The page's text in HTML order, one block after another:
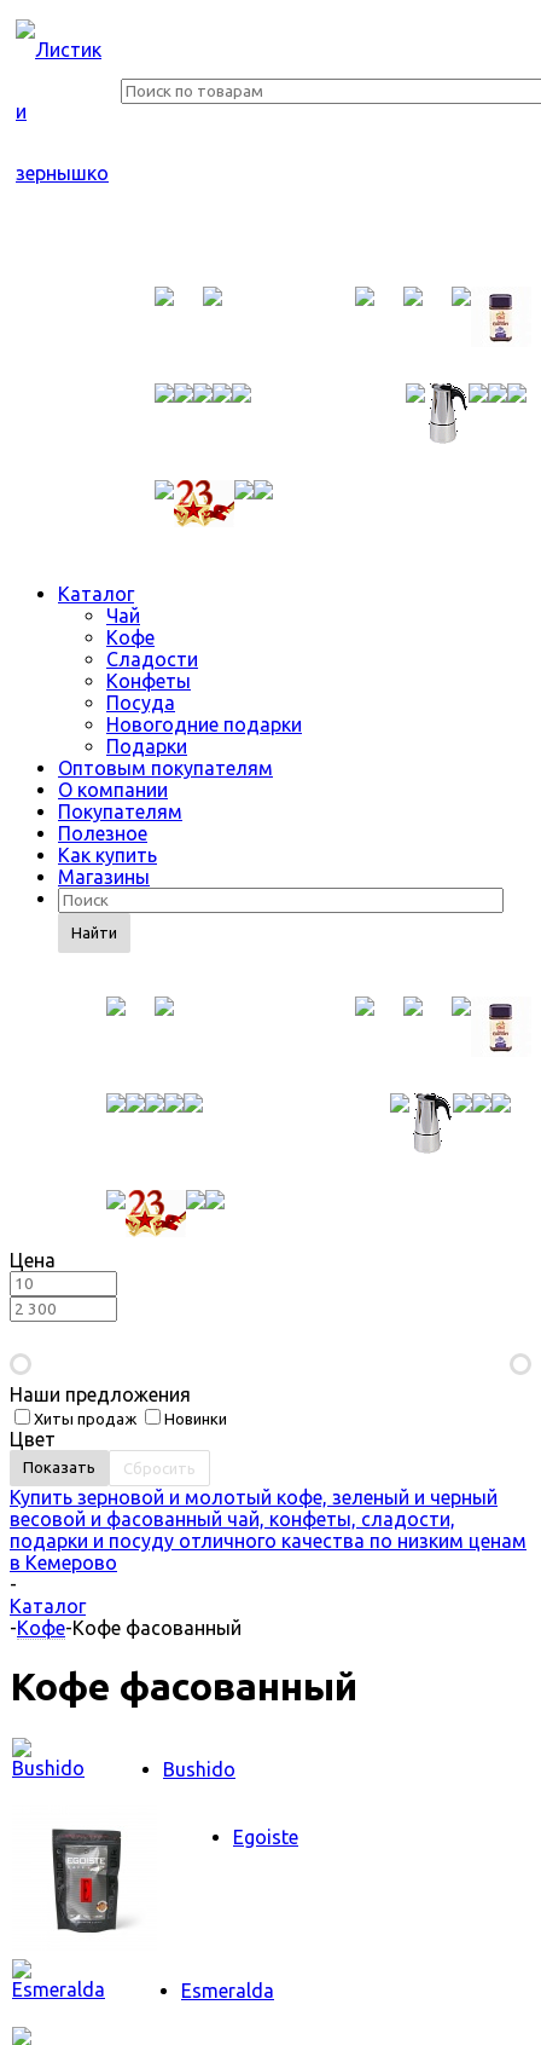
Каталог
Чай
Кофе
Сладости
Конфеты
Посуда
Новогодние подарки
Подарки
Оптовым покупателям
О компании
Покупателям
Полезное
Как купить
Магазины
Найти
Цена
Наши предложения
Хиты продаж Новинки
Цвет
Сбросить
Купить зерновой и молотый кофе, зеленый и черный
весовой и фасованный чай, конфеты, сладости,
подарки и посуду отличного качества по низким ценам
в Кемерово
-
Каталог
-Кофе-Кофе фасованный
Кофе фасованный
Bushido
Egoiste
Esmeralda